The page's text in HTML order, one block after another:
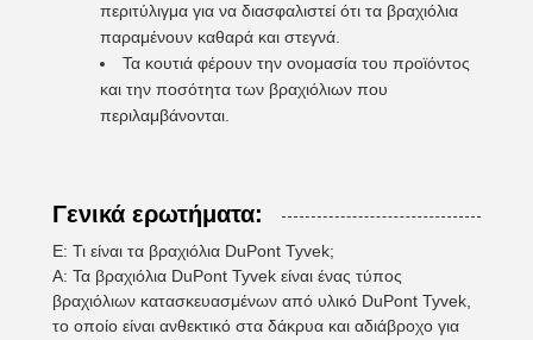
περιτύλιγμα για να διασφαλιστεί ότι τα βραχιόλια
παραμένουν καθαρά και στεγνά.
Τα κουτιά φέρουν την ονομασία του προϊόντος
και την ποσότητα των βραχιόλιων που
περιλαμβάνονται.
Γενικά ερωτήματα:
Ε: Τι είναι τα βραχιόλια DuPont Tyvek;
Α: Τα βραχιόλια DuPont Tyvek είναι ένας τύπος
βραχιόλιων κατασκευασμένων από υλικό DuPont Tyvek,
το οποίο είναι ανθεκτικό στα δάκρυα και αδιάβροχο για